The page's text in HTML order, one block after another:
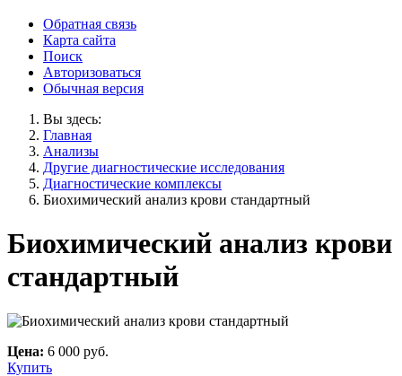
Обратная связь
Карта сайта
Поиск
Авторизоваться
Обычная версия
Вы здесь:
Главная
Анализы
Другие диагностические исследования
Диагностические комплексы
Биохимический анализ крови стандартный
Биохимический анализ крови
стандартный
Цена: 6 000 руб.
Купить